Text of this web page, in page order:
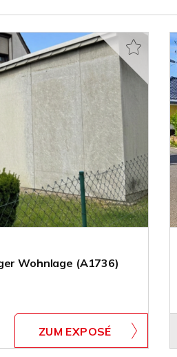
Wohnlage (A1736)
ZUM EXPOSÉ